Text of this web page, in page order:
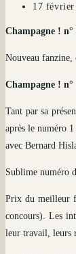
de
17 février
Champagne !
Nouveau
Champagne ! n°
Tant par sa
après le numéro
avec Bernard
Sublime numéro
Prix du meilleur
concours). Les
leur travail, leurs